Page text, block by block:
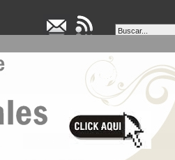
BOLETINES NEGOCIOS